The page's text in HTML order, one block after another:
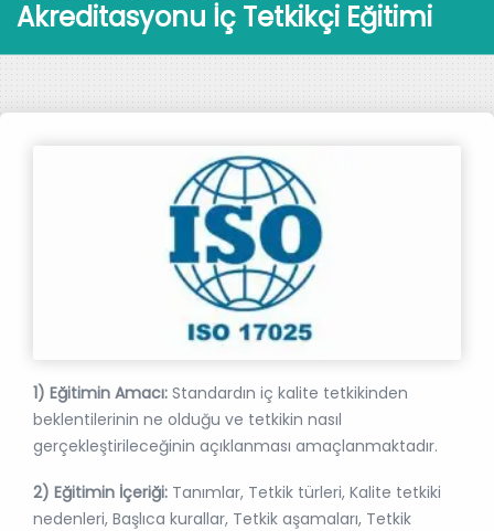
Akreditasyonu İç Tetkikçi Eğitimi
1) Eğitimin Amacı: Standardın iç kalite tetkikinden
beklentilerinin ne olduğu ve tetkikin nasıl
gerçekleştirileceğinin açıklanması amaçlanmaktadır.
2) Eğitimin İçeriği: Tanımlar, Tetkik türleri, Kalite tetkiki
nedenleri, Başlıca kurallar, Tetkik aşamaları, Tetkik